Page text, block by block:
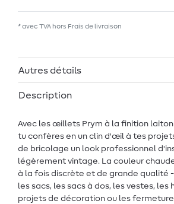
* avec TVA hors Frais de livraison
Autres détails
Description
Avec les œillets Prym à la finition
tu confères en un clin d'œil à tes
de bricolage un look professionnel
légèrement vintage. La couleur
à la fois discrète et de grande qualité
les sacs, les sacs à dos, les vestes, les
projets de décoration ou les